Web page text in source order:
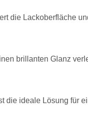
die Lackoberfläche
brillanten Glanz
die ideale Lösung für